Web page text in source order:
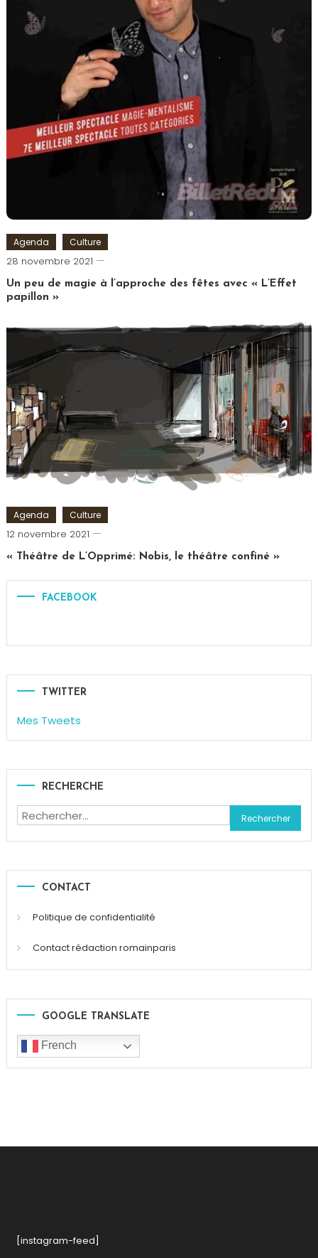
Agenda Culture
28 novembre 2021
Cédric
Cilia
Un peu de magie à l’approche des fêtes avec « L’Effet
papillon »
Comédie
Michel
L'Effet
Papillon,
Mentaliste
,
Théâtre
Agenda Culture
12 novembre 2021
Cédric
Cilia
« Théâtre de L’Opprimé: Nobis, le théâtre confiné »
FACEBOOK
TWITTER
Mes Tweets
RECHERCHE
Rechercher :
CONTACT
Politique de confidentialité
Contact rédaction romainparis
GOOGLE TRANSLATE
French
[instagram-feed]